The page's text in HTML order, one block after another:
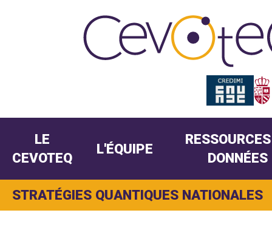
LE
CEVOTEQ
L'ÉQUIPE
DONNÉES
STRATÉGIES QUANTIQUES NATIONALES